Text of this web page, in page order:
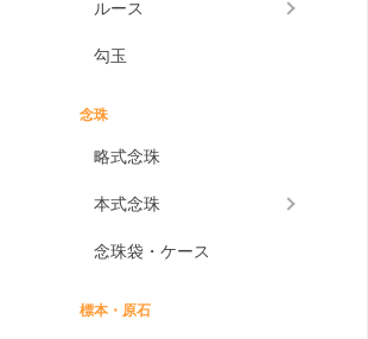
イーグルアイ
ヴァーダイト
オニキス各種
ルース
勾玉
念珠
略式念珠
本式念珠
念珠袋・ケース
標本・原石